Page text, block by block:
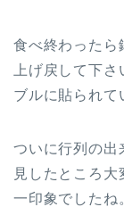
食べ終わったら
上げ戻して下さ
ブルに貼られて
ついに行列の出
見したところ
一印象でしたね